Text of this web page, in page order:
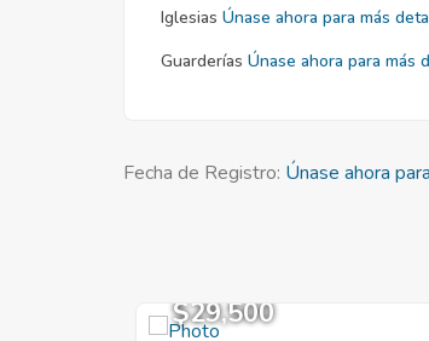
Iglesias Únase ahora para más
Guarderías Únase ahora para más
Fecha de Registro: Únase ahora
$29,500